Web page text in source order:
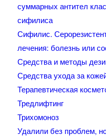
суммарных антител
сифилиса
Сифилис.
лечения: болезнь или
Средства и методы
Средства ухода за
Терапевтическая
Тредлифтинг
Трихомоноз
Удалили без проблем,